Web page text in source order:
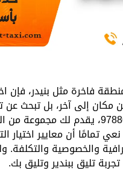
فاخرة مثل بنيدر، فإن
إلى آخر، بل تبحث
من تاكسي الكويت 97886111،
تمامًا أن معايير
والخصوصية
تليق ببندير وتليق بك.